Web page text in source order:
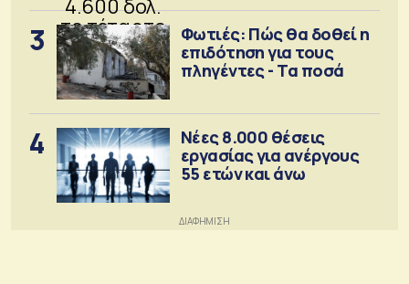
3
Φωτιές: Πώς θα δοθεί η
επιδότηση για τους
πληγέντες - Τα ποσά
4
Νέες 8.000 θέσεις
εργασίας για ανέργους
55 ετών και άνω